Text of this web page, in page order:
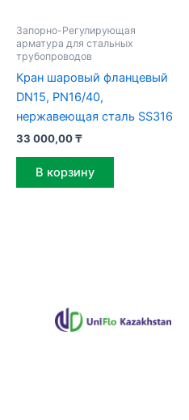
Запорно-Регулирующая
арматура для стальных
трубопроводов
Кран шаровый фланцевый
DN15, PN16/40,
нержавеющая сталь SS316
33 000,00₸
В корзину